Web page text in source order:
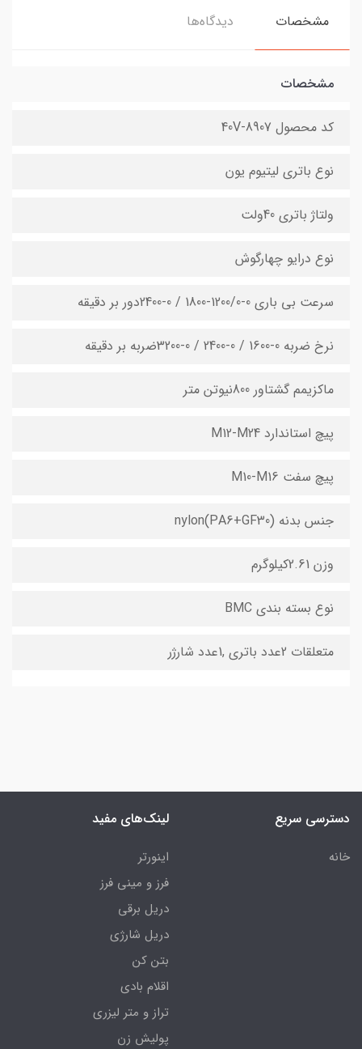
مشخصات دیدگاه‌ها
مشخصات
کد محصول 8907-40V
نوع باتری لیتیوم یون
ولتاژ باتری 40ولت
نوع درایو چهارگوش
سرعت بی باری 0-1200/0-1800 / 0-2400دور بر دقیقه
نرخ ضربه 0-1600 / 0-2400 / 0-3200ضربه بر دقیقه
ماکزیمم گشتاور 800نیوتن متر
پیچ استاندارد M12-M24
پیچ سفت M10-M16
جنس بدنه nylon(PA6+GF30)
وزن 2.61کیلوگرم
نوع بسته بندی BMC
متعلقات 2عدد باتری ,1عدد شارژر
دسترسی سریع
خانه
لینک‌های مفید
اینورتر
فرز و مینی فرز
دریل برقی
دریل شارژی
بتن کن
اقلام بادی
تراز و متر لیزری
پولیش زن